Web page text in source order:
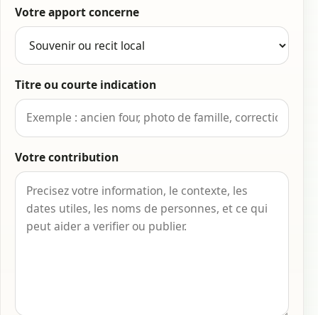
Votre apport concerne
Titre ou courte indication
Votre contribution